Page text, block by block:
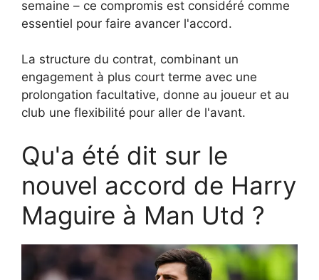
semaine – ce compromis est considéré comme
essentiel pour faire avancer l'accord.
La structure du contrat, combinant un
engagement à plus court terme avec une
prolongation facultative, donne au joueur et au
club une flexibilité pour aller de l'avant.
Qu'a été dit sur le
nouvel accord de Harry
Maguire à Man Utd ?